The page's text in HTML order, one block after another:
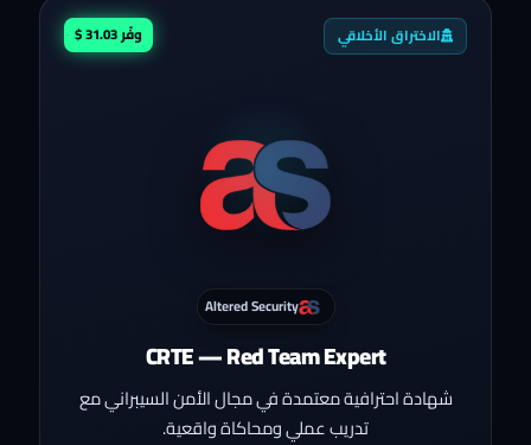
الاختراق الأخلاقي وفّر 31.03 $
Altered Security
CRTE — Red Team Expert
شهادة احترافية معتمدة في مجال الأمن السيبراني مع
تدريب عملي ومحاكاة واقعية.